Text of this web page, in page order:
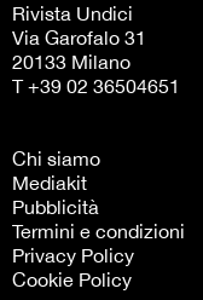
Rivista Undici
Via Garofalo 31
20133 Milano
T +39 02 36504651
Chi siamo
Mediakit
Pubblicità
Termini e condizioni
Privacy Policy
Cookie Policy